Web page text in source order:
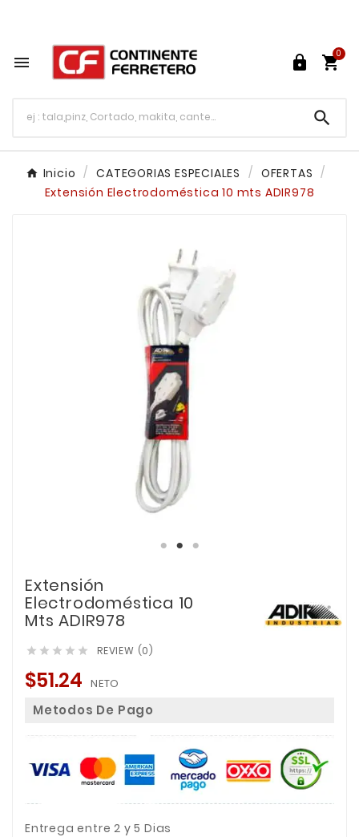
  
0

Inicio CATEGORIAS ESPECIALES
OFERTAS
Extensión Electrodoméstica 10 mts ADIR978
Extensión
Electrodoméstica 10
Mts ADIR978
     REVIEW (0)
$51.24 NETO
Metodos De Pago
Entrega entre 2 y 5 Dias